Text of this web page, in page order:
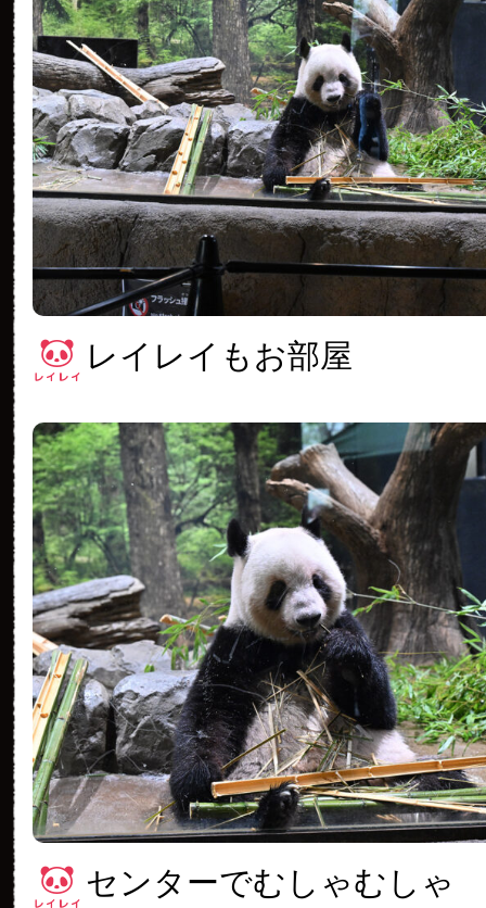
レイレイもお部屋
センターでむしゃむしゃ